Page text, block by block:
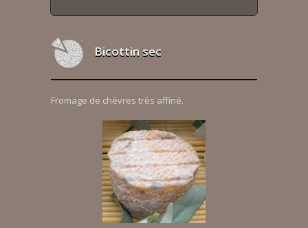
Bicottin sec
Fromage de chèvres très affiné.